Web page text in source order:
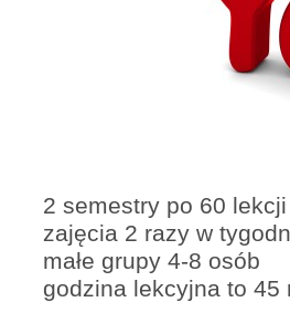
2 semestry po 60 lekcji
zajęcia 2 razy w
małe grupy 4-8 osób
godzina lekcyjna to 45